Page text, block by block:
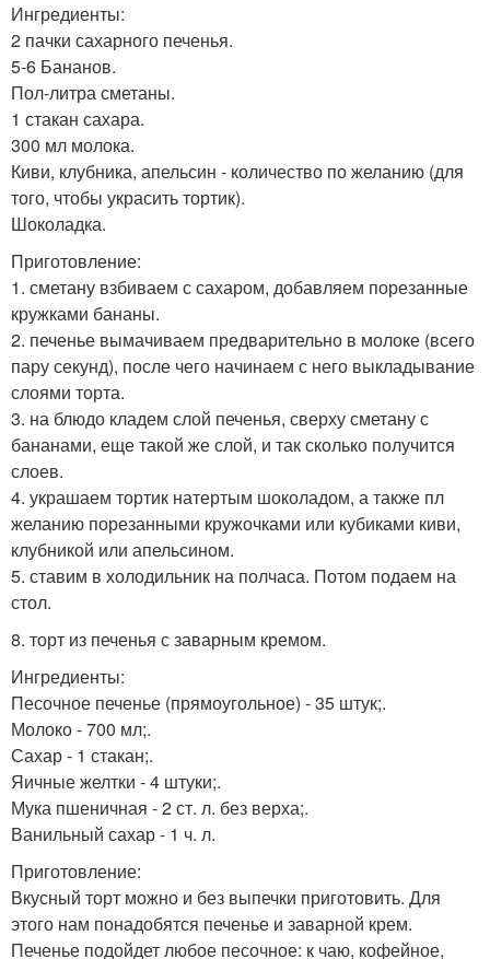
Ингредиенты:
2 пачки сахарного печенья.
5-6 Бананов.
Пол-литра сметаны.
1 стакан сахара.
300 мл молока.
Киви, клубника, апельсин - количество по желанию (для
того, чтобы украсить тортик).
Шоколадка.
Приготовление:
1. сметану взбиваем с сахаром, добавляем порезанные
кружками бананы.
2. печенье вымачиваем предварительно в молоке (всего
пару секунд), после чего начинаем с него выкладывание
слоями торта.
3. на блюдо кладем слой печенья, сверху сметану с
бананами, еще такой же слой, и так сколько получится
слоев.
4. украшаем тортик натертым шоколадом, а также пл
желанию порезанными кружочками или кубиками киви,
клубникой или апельсином.
5. ставим в холодильник на полчаса. Потом подаем на
стол.
8. торт из печенья с заварным кремом.
Ингредиенты:
Песочное печенье (прямоугольное) - 35 штук;.
Молоко - 700 мл;.
Сахар - 1 стакан;.
Яичные желтки - 4 штуки;.
Мука пшеничная - 2 ст. л. без верха;.
Ванильный сахар - 1 ч. л.
Приготовление:
Вкусный торт можно и без выпечки приготовить. Для
этого нам понадобятся печенье и заварной крем.
Печенье подойдет любое песочное: к чаю, кофейное,